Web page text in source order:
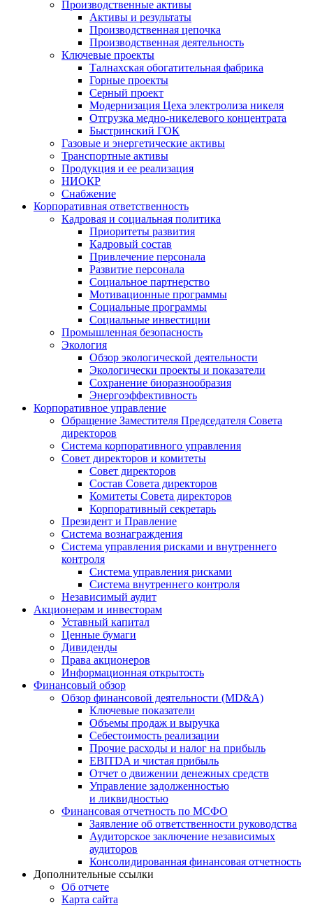
Производственные активы
Активы и результаты
Производственная цепочка
Производственная деятельность
Ключевые проекты
Талнахская обогатительная фабрика
Горные проекты
Серный проект
Модернизация Цеха электролиза никеля
Отгрузка медно-никелевого концентрата
Быстринский ГОК
Газовые и энергетические активы
Транспортные активы
Продукция и ее реализация
НИОКР
Снабжение
Корпоративная ответственность
Кадровая и социальная политика
Приоритеты развития
Кадровый состав
Привлечение персонала
Развитие персонала
Социальное партнерство
Мотивационные программы
Социальные программы
Социальные инвестиции
Промышленная безопасность
Экология
Обзор экологической деятельности
Экологически проекты и показатели
Сохранение биоразнообразия
Энергоэффективность
Корпоративное управление
Обращение Заместителя Председателя Совета
директоров
Система корпоративного управления
Совет директоров и комитеты
Совет директоров
Состав Совета директоров
Комитеты Совета директоров
Корпоративный секретарь
Президент и Правление
Система вознаграждения
Система управления рисками и внутреннего
контроля
Система управления рисками
Система внутреннего контроля
Независимый аудит
Акционерам и инвесторам
Уставный капитал
Ценные бумаги
Дивиденды
Права акционеров
Информационная открытость
Финансовый обзор
Обзор финансовой деятельности (MD&A)
Ключевые показатели
Объемы продаж и выручка
Себестоимость реализации
Прочие расходы и налог на прибыль
EBITDA и чистая прибыль
Отчет о движении денежных средств
Управление задолженностью
и ликвидностью
Финансовая отчетность по МСФО
Заявление об ответственности руководства
Аудиторское заключение независимых
аудиторов
Консолидированная финансовая отчетность
Дополнительные ссылки
Об отчете
Карта сайта